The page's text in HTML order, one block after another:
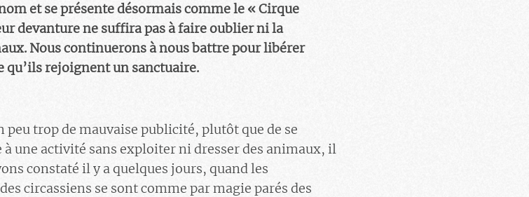
et se présente désormais comme le « Cirque
devanture ne suffira pas à faire oublier ni la
Nous continuerons à nous battre pour libérer
qu’ils rejoignent un sanctuaire.
trop de mauvaise publicité, plutôt que de se
une activité sans exploiter ni dresser des animaux, il
constaté il y a quelques jours, quand les
circassiens se sont comme par magie parés des